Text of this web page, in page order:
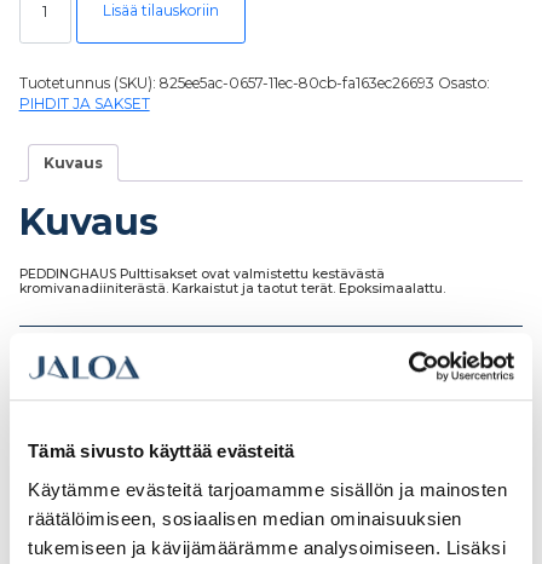
Tämä sivusto käyttää evästeitä
Käytämme evästeitä tarjoamamme sisällön ja mainosten
räätälöimiseen, sosiaalisen median ominaisuuksien
tukemiseen ja kävijämäärämme analysoimiseen. Lisäksi
Lisää tilauskoriin
Tuotetunnus (SKU): 825ee5ac-0657-11ec-80cb-fa163ec26693 Osasto:
PIHDIT JA SAKSET
Kuvaus
Kuvaus
PEDDINGHAUS Pulttisakset ovat valmistettu kestävästä
kromivanadiiniterästä. Karkaistut ja taotut terät. Epoksimaalattu.